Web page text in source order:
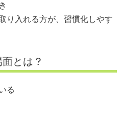
り入れる方が、習慣化しやす
とは？
る